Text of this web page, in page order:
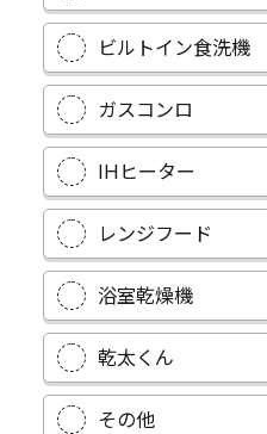
ビルトイン食洗機
ガスコンロ
IHヒーター
レンジフード
浴室乾燥機
乾太くん
その他